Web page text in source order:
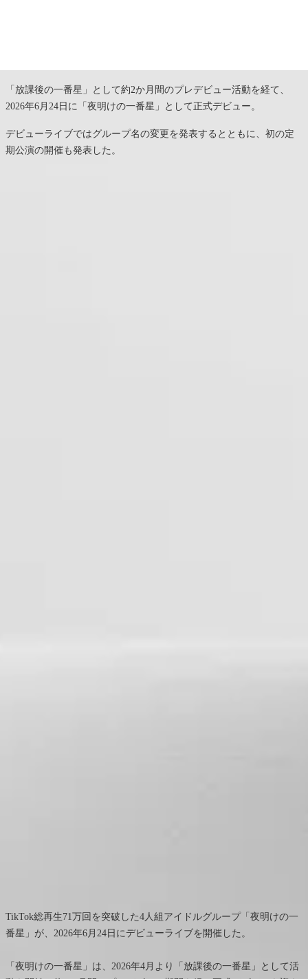
「放課後の一番星」として約2か月間のプレデビュー活動を経て、
2026年6月24日に「夜明けの一番星」として正式デビュー。
デビューライブではグループ名の変更を発表するとともに、初の定
期公演の開催も発表した。
TikTok総再生71万回を突破した4人組アイドルグループ「夜明けの一
番星」が、2026年6月24日にデビューライブを開催した。
「夜明けの一番星」は、2026年4月より「放課後の一番星」として活